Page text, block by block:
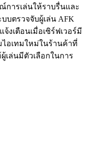
การเล่นให้ราบรื่นและ
บตรวจจับผู้เล่น AFK
เตือนเมื่อเซิร์ฟเวอร์มี
ไอเทมใหม่ในร้านค้าที่
เล่นมีตัวเลือกในการ